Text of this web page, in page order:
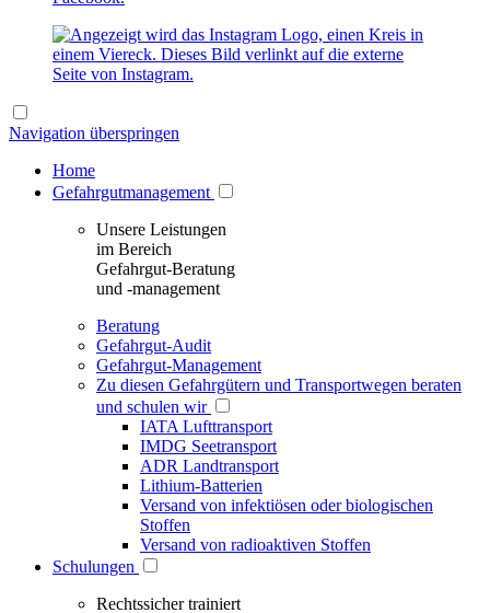
Navigation überspringen
Home
Gefahrgutmanagement
Unsere Leistungen
im Bereich
Gefahrgut-Beratung
und -management
Beratung
Gefahrgut-Audit
Gefahrgut-Management
Zu diesen Gefahrgütern und Transportwegen beraten
und schulen wir
IATA Lufttransport
IMDG Seetransport
ADR Landtransport
Lithium-Batterien
Versand von infektiösen oder biologischen
Stoffen
Versand von radioaktiven Stoffen
Schulungen
Rechtssicher trainiert